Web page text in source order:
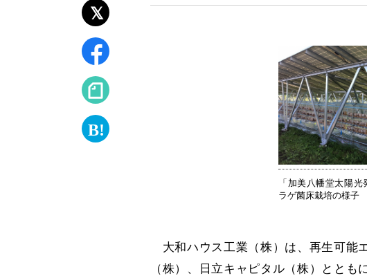
「加美八幡堂太陽
ラゲ菌床栽培の様子
大和ハウス工業（株）は、再生可能
（株）、日立キャピタル（株）とと